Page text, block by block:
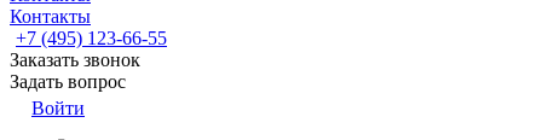
Контакты
+7 (495) 123-66-55
Заказать звонок
Задать вопрос
Войти